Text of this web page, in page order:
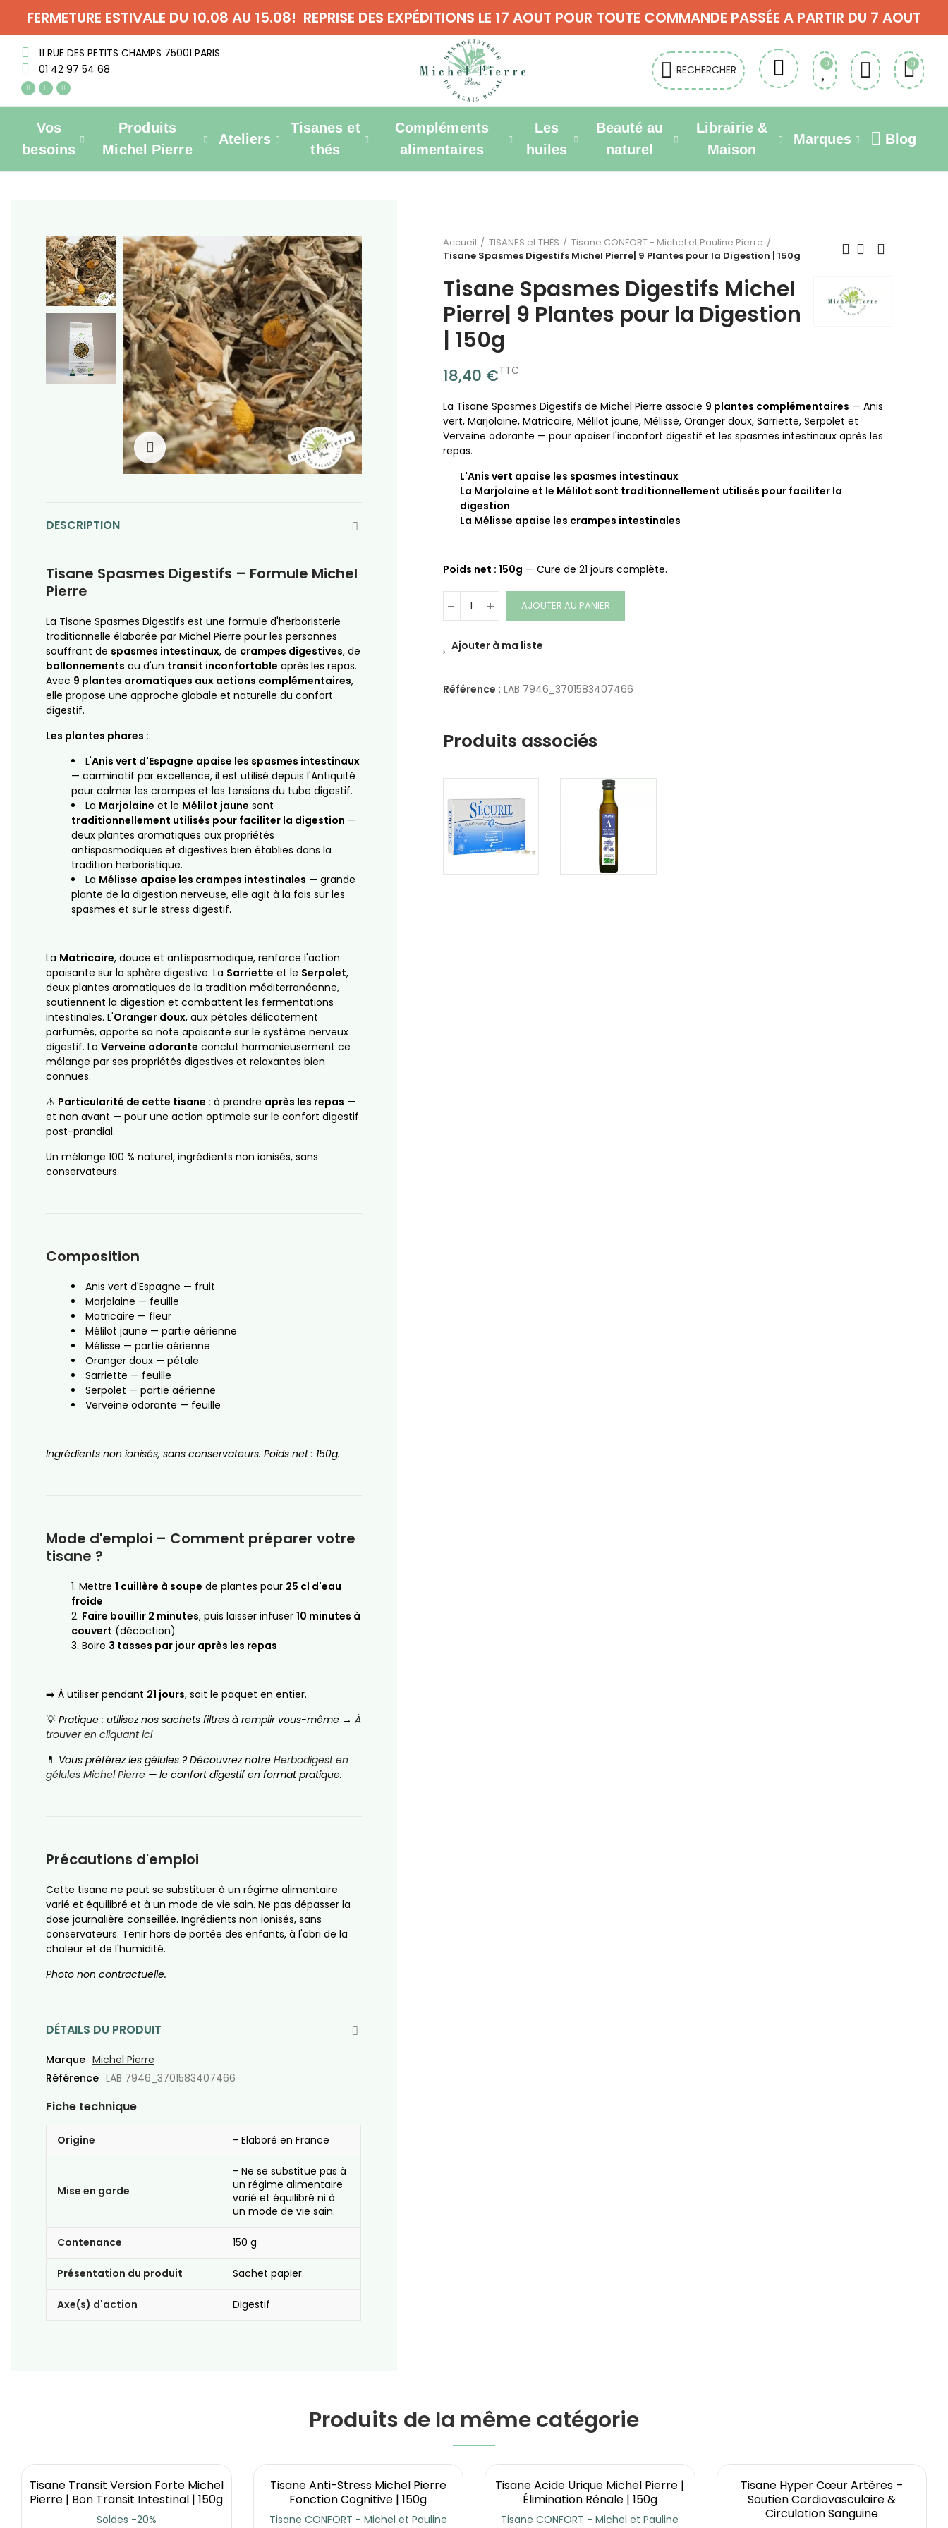
FERMETURE ESTIVALE DU 10.08 AU 15.08! REPRISE DES EXPÉDITIONS LE 17 AOUT POUR TOUTE COMMANDE PASSÉE A PARTIR DU 7 AOUT
11 RUE DES PETITS CHAMPS 75001 PARIS
01 42 97 54 68
RECHERCHER 0 0
Vos
besoins
Produits
Michel Pierre
Ateliers
Tisanes et
thés
Compléments
alimentaires
Les
huiles
Beauté au
naturel
Librairie &
Maison
Marques Blog
Click to enlarge
DESCRIPTION
Tisane Spasmes Digestifs – Formule Michel
Pierre
La Tisane Spasmes Digestifs est une formule d'herboristerie
traditionnelle élaborée par Michel Pierre pour les personnes
souffrant de spasmes intestinaux, de crampes digestives, de
ballonnements ou d'un transit inconfortable après les repas.
Avec 9 plantes aromatiques aux actions complémentaires,
elle propose une approche globale et naturelle du confort
digestif.
Les plantes phares :
L'Anis vert d'Espagne apaise les spasmes intestinaux
— carminatif par excellence, il est utilisé depuis l'Antiquité
pour calmer les crampes et les tensions du tube digestif.
La Marjolaine et le Mélilot jaune sont
traditionnellement utilisés pour faciliter la digestion —
deux plantes aromatiques aux propriétés
antispasmodiques et digestives bien établies dans la
tradition herboristique.
La Mélisse apaise les crampes intestinales — grande
plante de la digestion nerveuse, elle agit à la fois sur les
spasmes et sur le stress digestif.
La Matricaire, douce et antispasmodique, renforce l'action
apaisante sur la sphère digestive. La Sarriette et le Serpolet,
deux plantes aromatiques de la tradition méditerranéenne,
soutiennent la digestion et combattent les fermentations
intestinales. L'Oranger doux, aux pétales délicatement
parfumés, apporte sa note apaisante sur le système nerveux
digestif. La Verveine odorante conclut harmonieusement ce
mélange par ses propriétés digestives et relaxantes bien
connues.
⚠️ Particularité de cette tisane : à prendre après les repas —
et non avant — pour une action optimale sur le confort digestif
post-prandial.
Un mélange 100 % naturel, ingrédients non ionisés, sans
conservateurs.
Composition
Anis vert d'Espagne — fruit
Marjolaine — feuille
Matricaire — fleur
Mélilot jaune — partie aérienne
Mélisse — partie aérienne
Oranger doux — pétale
Sarriette — feuille
Serpolet — partie aérienne
Verveine odorante — feuille
Ingrédients non ionisés, sans conservateurs. Poids net : 150g.
Mode d'emploi – Comment préparer votre
tisane ?
Mettre 1 cuillère à soupe de plantes pour 25 cl d'eau
froide
Faire bouillir 2 minutes, puis laisser infuser 10 minutes à
couvert (décoction)
Boire 3 tasses par jour après les repas
➡️ À utiliser pendant 21 jours, soit le paquet en entier.
💡 Pratique : utilisez nos sachets filtres à remplir vous-même → À
trouver en cliquant ici
💊 Vous préférez les gélules ? Découvrez notre Herbodigest en
gélules Michel Pierre — le confort digestif en format pratique.
Précautions d'emploi
Cette tisane ne peut se substituer à un régime alimentaire
varié et équilibré et à un mode de vie sain. Ne pas dépasser la
dose journalière conseillée. Ingrédients non ionisés, sans
conservateurs. Tenir hors de portée des enfants, à l'abri de la
chaleur et de l'humidité.
Photo non contractuelle.
DÉTAILS DU PRODUIT
Marque Michel Pierre
Référence LAB 7946_3701583407466
Fiche technique
Origine - Elaboré en France
Mise en garde
- Ne se substitue pas à
un régime alimentaire
varié et équilibré ni à
un mode de vie sain.
Contenance 150 g
Présentation du produit Sachet papier
Axe(s) d'action Digestif
Accueil TISANES et THÉS
Tisane CONFORT - Michel et Pauline Pierre
Tisane Spasmes Digestifs Michel Pierre| 9 Plantes pour la Digestion | 150g
Tisane Spasmes Digestifs Michel
Pierre| 9 Plantes pour la Digestion
| 150g
18,40 €TTC
La Tisane Spasmes Digestifs de Michel Pierre associe 9 plantes complémentaires — Anis
vert, Marjolaine, Matricaire, Mélilot jaune, Mélisse, Oranger doux, Sarriette, Serpolet et
Verveine odorante — pour apaiser l'inconfort digestif et les spasmes intestinaux après les
repas.
L'Anis vert apaise les spasmes intestinaux
La Marjolaine et le Mélilot sont traditionnellement utilisés pour faciliter la
digestion
La Mélisse apaise les crampes intestinales
Poids net : 150g — Cure de 21 jours complète.
AJOUTER AU PANIER
Ajouter à ma liste
Référence : LAB 7946_3701583407466
Produits associés
Produits de la même catégorie
Tisane Transit Version Forte Michel
Pierre | Bon Transit Intestinal | 150g
Soldes -20%
Tisane Anti-Stress Michel Pierre
Fonction Cognitive | 150g
Tisane CONFORT - Michel et Pauline
Tisane Acide Urique Michel Pierre |
Élimination Rénale | 150g
Tisane CONFORT - Michel et Pauline
Tisane Hyper Cœur Artères –
Soutien Cardiovasculaire &
Circulation Sanguine